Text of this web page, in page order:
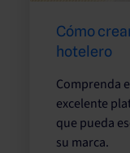
Cómo
hotelero
Comprenda
excelente
que pueda
su marca.